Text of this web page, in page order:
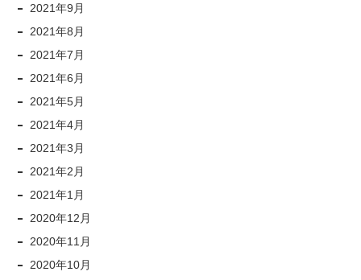
2021年9月
2021年8月
2021年7月
2021年6月
2021年5月
2021年4月
2021年3月
2021年2月
2021年1月
2020年12月
2020年11月
2020年10月